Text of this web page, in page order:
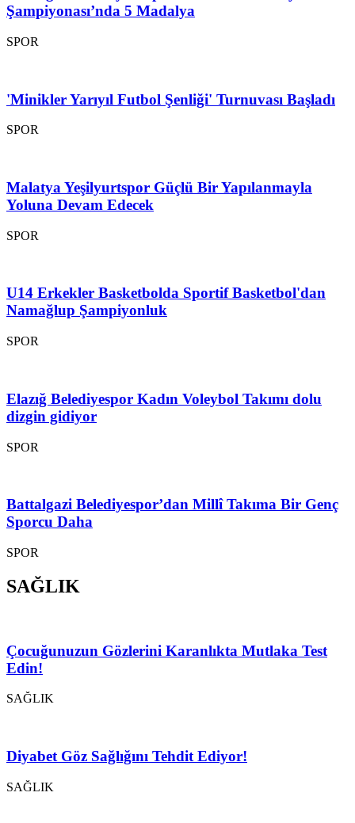
Şampiyonası’nda 5 Madalya
SPOR
'Minikler Yarıyıl Futbol Şenliği' Turnuvası Başladı
SPOR
Malatya Yeşilyurtspor Güçlü Bir Yapılanmayla
Yoluna Devam Edecek
SPOR
U14 Erkekler Basketbolda Sportif Basketbol'dan
Namağlup Şampiyonluk
SPOR
Elazığ Belediyespor Kadın Voleybol Takımı dolu
dizgin gidiyor
SPOR
Battalgazi Belediyespor’dan Millî Takıma Bir Genç
Sporcu Daha
SPOR
SAĞLIK
Çocuğunuzun Gözlerini Karanlıkta Mutlaka Test
Edin!
SAĞLIK
Diyabet Göz Sağlığını Tehdit Ediyor!
SAĞLIK